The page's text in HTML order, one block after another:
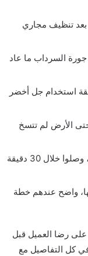
بعد تنظيف مجاري
جورة السرداب ما عاد
استخدام جل أخضر
الأرض لم تتسخ
عميل في مبارك الكبير: “طلبت الطوارئ، وصلوا خلال 30 دقيقة
واضح عندهم خطة
على رضا العميل قبل
في كل التفاصيل مع